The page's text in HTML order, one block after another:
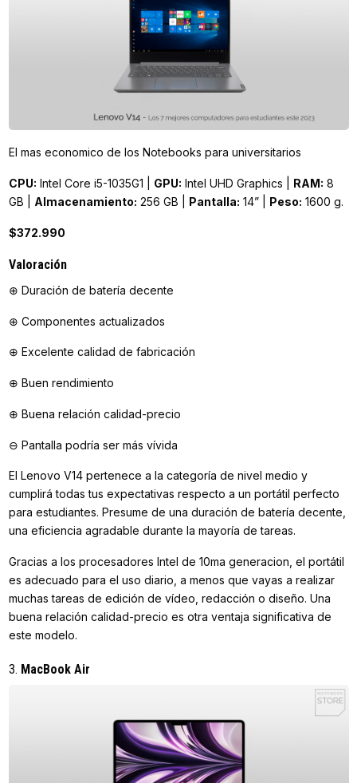
El mas economico de los Notebooks para universitarios
CPU: Intel Core i5-1035G1 | GPU: Intel UHD Graphics | RAM: 8
GB | Almacenamiento: 256 GB | Pantalla: 14” | Peso: 1600 g.
$372.990
Valoración
⊕ Duración de batería decente
⊕ Componentes actualizados
⊕ Excelente calidad de fabricación
⊕ Buen rendimiento
⊕ Buena relación calidad-precio
⊖ Pantalla podría ser más vívida
El Lenovo V14 pertenece a la categoría de nivel medio y
cumplirá todas tus expectativas respecto a un portátil perfecto
para estudiantes. Presume de una duración de batería decente,
una eficiencia agradable durante la mayoría de tareas.
Gracias a los procesadores Intel de 10ma generacion, el portátil
es adecuado para el uso diario, a menos que vayas a realizar
muchas tareas de edición de vídeo, redacción o diseño. Una
buena relación calidad-precio es otra ventaja significativa de
este modelo.
3. MacBook Air